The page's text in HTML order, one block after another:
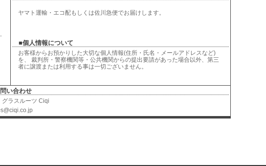
ヤマト運輸・エコ配もしくは佐川急便でお届けします。
■個人情報について
お客様からお預かりした大切な個人情報(住所・氏名・メールアドレスなど)
を、 裁判所・警察機関等・公共機関からの提出要請があった場合以外、第三
者に譲渡または利用する事は一切ございません。
い合わせ
ラスルーツ Ciqi